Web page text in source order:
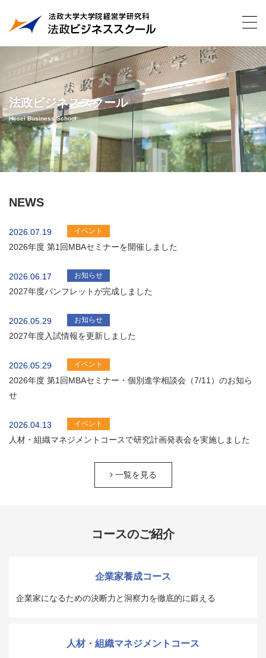
法政ビジネススクール
Hosei Business School
NEWS
2026.07.19 イベント
2026年度 第1回MBAセミナーを開催しました
2026.06.17 お知らせ
2027年度パンフレットが完成しました
2026.05.29 お知らせ
2027年度入試情報を更新しました
2026.05.29 イベント
2026年度 第1回MBAセミナー・個別進学相談会（7/11）のお知ら
せ
2026.04.13 イベント
人材・組織マネジメントコースで研究計画発表会を実施しました
一覧を見る
コースのご紹介
企業家養成コース
企業家になるための決断力と洞察力を徹底的に鍛える
人材・組織マネジメントコース